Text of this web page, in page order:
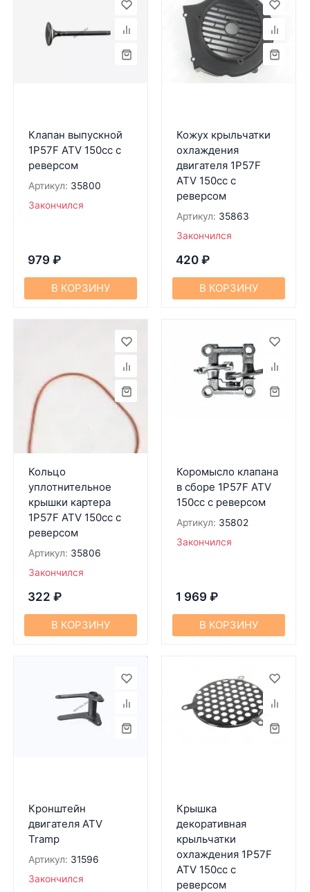
Клапан выпускной
1P57F ATV 150cc с
реверсом
Артикул: 35800
Закончился
979 ₽
В КОРЗИНУ
Кожух крыльчатки
охлаждения
двигателя 1P57F
ATV 150cc c
реверсом
Артикул: 35863
Закончился
420 ₽
В КОРЗИНУ
Кольцо
уплотнительное
крышки картера
1P57F ATV 150cc c
реверсом
Артикул: 35806
Закончился
322 ₽
В КОРЗИНУ
Коромысло клапана
в сборе 1P57F ATV
150cc с реверсом
Артикул: 35802
Закончился
1 969 ₽
В КОРЗИНУ
Кронштейн
двигателя ATV
Tramp
Артикул: 31596
Закончился
Крышка
декоративная
крыльчатки
охлаждения 1P57F
ATV 150cc c
реверсом